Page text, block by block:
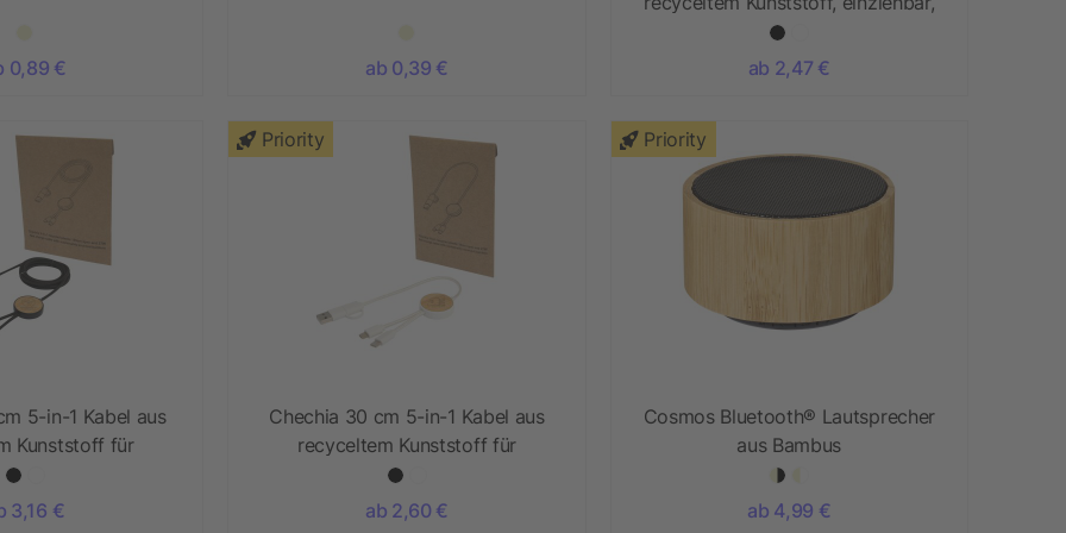
0,89 € ab 0,39 €
für Datenübertragung und 45W
Schnellladung mit Bambusdetails
ab 2,47 €
5-in-1 Kabel aus
Kunststoff für
und 27W
mit Bambusdetails
3,16 €
Priority
Chechia 30 cm 5-in-1 Kabel aus
recyceltem Kunststoff für
Datenübertragung und 27W
Schnellladung mit Bambusdetails
ab 2,60 €
Priority
Cosmos Bluetooth® Lautsprecher
aus Bambus
ab 4,99 €